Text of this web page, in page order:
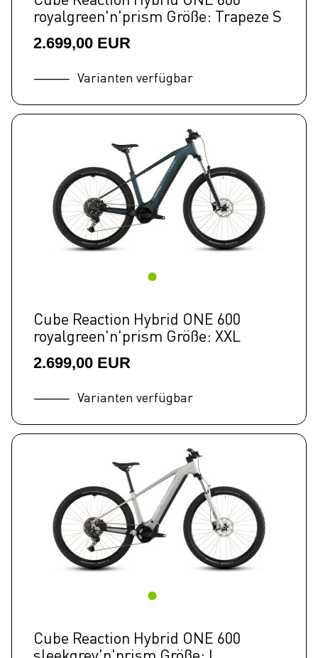
royalgreen'n'prism Größe: Trapeze S
2.699,00 EUR
Varianten verfügbar
Cube Reaction Hybrid ONE 600
royalgreen'n'prism Größe: XXL
2.699,00 EUR
Varianten verfügbar
Cube Reaction Hybrid ONE 600